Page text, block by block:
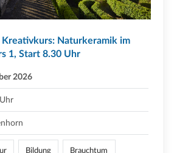
Kreativkurs: Naturkeramik im
1, Start 8.30 Uhr
2026
Bildung Brauchtum